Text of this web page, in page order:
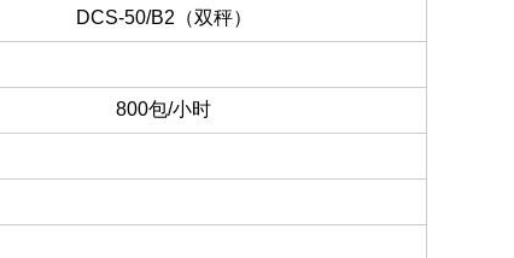
DCS-50/B2（双秤）
800包/小时